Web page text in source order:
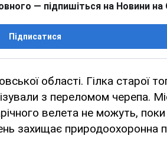
— підпишіться на Новини на
Підписатися
області. Гілка старої
з переломом черепа.
велета не можуть, поки
захищає природоохоронна